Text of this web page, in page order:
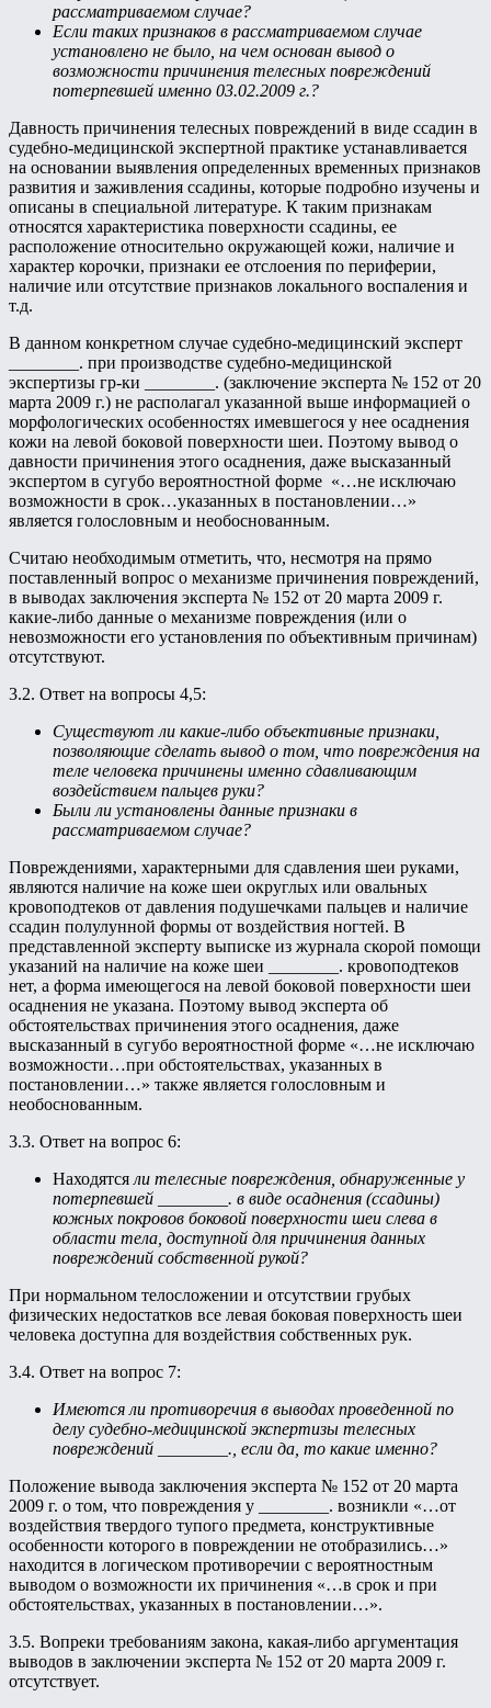
рассматриваемом случае?
Если таких признаков в рассматриваемом случае
установлено не было, на чем основан вывод о
возможности причинения телесных повреждений
потерпевшей именно 03.02.2009 г.?
Давность причинения телесных повреждений в виде ссадин в
судебно-медицинской экспертной практике устанавливается
на основании выявления определенных временных признаков
развития и заживления ссадины, которые подробно изучены и
описаны в специальной литературе. К таким признакам
относятся характеристика поверхности ссадины, ее
расположение относительно окружающей кожи, наличие и
характер корочки, признаки ее отслоения по периферии,
наличие или отсутствие признаков локального воспаления и
т.д.
В данном конкретном случае судебно-медицинский эксперт
________. при производстве судебно-медицинской
экспертизы гр-ки ________. (заключение эксперта № 152 от 20
марта 2009 г.) не располагал указанной выше информацией о
морфологических особенностях имевшегося у нее осаднения
кожи на левой боковой поверхности шеи. Поэтому вывод о
давности причинения этого осаднения, даже высказанный
экспертом в сугубо вероятностной форме «…не исключаю
возможности в срок…указанных в постановлении…»
является голословным и необоснованным.
Считаю необходимым отметить, что, несмотря на прямо
поставленный вопрос о механизме причинения повреждений,
в выводах заключения эксперта № 152 от 20 марта 2009 г.
какие-либо данные о механизме повреждения (или о
невозможности его установления по объективным причинам)
отсутствуют.
3.2. Ответ на вопросы 4,5:
Существуют ли какие-либо объективные признаки,
позволяющие сделать вывод о том, что повреждения на
теле человека причинены именно сдавливающим
воздействием пальцев руки?
Были ли установлены данные признаки в
рассматриваемом случае?
Повреждениями, характерными для сдавления шеи руками,
являются наличие на коже шеи округлых или овальных
кровоподтеков от давления подушечками пальцев и наличие
ссадин полулунной формы от воздействия ногтей. В
представленной эксперту выписке из журнала скорой помощи
указаний на наличие на коже шеи ________. кровоподтеков
нет, а форма имеющегося на левой боковой поверхности шеи
осаднения не указана. Поэтому вывод эксперта об
обстоятельствах причинения этого осаднения, даже
высказанный в сугубо вероятностной форме «…не исключаю
возможности…при обстоятельствах, указанных в
постановлении…» также является голословным и
необоснованным.
3.3. Ответ на вопрос 6:
Находятсяли телесные повреждения, обнаруженные у
потерпевшей ________. в виде осаднения (ссадины)
кожных покровов боковой поверхности шеи слева в
области тела, доступной для причинения данных
повреждений собственной рукой?
При нормальном телосложении и отсутствии грубых
физических недостатков все левая боковая поверхность шеи
человека доступна для воздействия собственных рук.
3.4. Ответ на вопрос 7:
Имеются ли противоречия в выводах проведенной по
делу судебно-медицинской экспертизы телесных
повреждений ________., если да, то какие именно?
Положение вывода заключения эксперта № 152 от 20 марта
2009 г. о том, что повреждения у ________. возникли «…от
воздействия твердого тупого предмета, конструктивные
особенности которого в повреждении не отобразились…»
находится в логическом противоречии с вероятностным
выводом о возможности их причинения «…в срок и при
обстоятельствах, указанных в постановлении…».
3.5. Вопреки требованиям закона, какая-либо аргументация
выводов в заключении эксперта № 152 от 20 марта 2009 г.
отсутствует.